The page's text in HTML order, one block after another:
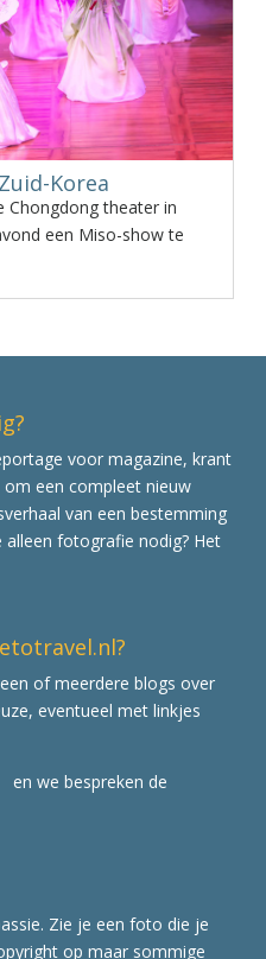
Korea
Chongdong theater in
een Miso-show te
voor magazine, krant
een compleet nieuw
van een bestemming
alleen fotografie nodig? Het
of meerdere blogs over
eventueel met linkjes
en we bespreken de
Zie je een foto die je
op maar sommige